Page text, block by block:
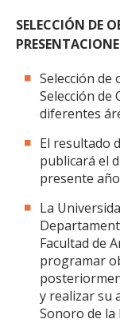
SELECCIÓN DE
Selección de
Selección de
diferentes
El resultado
publicará el
presente
La
Facultad de
programar
y realizar su
Sonoro de la